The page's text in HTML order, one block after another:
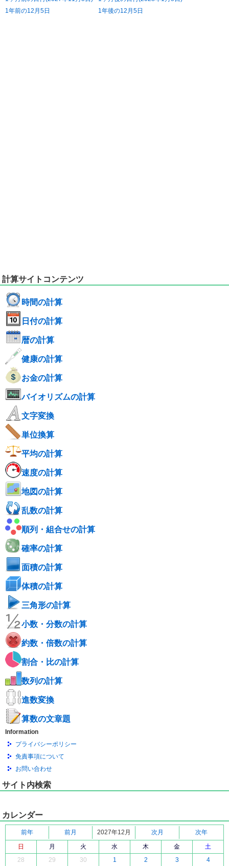
1年前の12月5日
1年後の12月5日
計算サイトコンテンツ
時間の計算
日付の計算
暦の計算
健康の計算
お金の計算
バイオリズムの計算
文字変換
単位換算
平均の計算
速度の計算
地図の計算
乱数の計算
順列・組合せの計算
確率の計算
面積の計算
体積の計算
三角形の計算
小数・分数の計算
約数・倍数の計算
割合・比の計算
数列の計算
進数変換
算数の文章題
Information
プライバシーポリシー
免責事項について
お問い合わせ
サイト内検索
カレンダー
前年 前月 2027年12月 次月
次年
日
月 火 水 木 金
土
28
29 30 1 2 3 4